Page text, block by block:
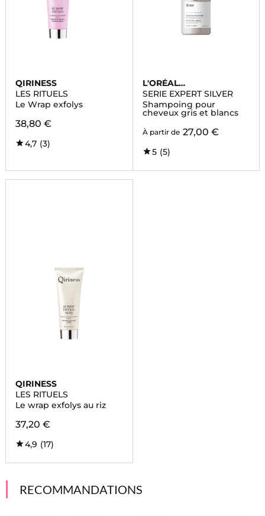
QIRINESS
LES RITUELS
Le Wrap exfolys
38,80 €
4,7 (3)
L'ORÉAL
PROFESSIONNEL
SERIE EXPERT SILVER
Shampoing pour
cheveux gris et blancs
À partir de 27,00 €
5 (5)
QIRINESS
LES RITUELS
Le wrap exfolys au riz
37,20 €
4,9 (17)
RECOMMANDATIONS